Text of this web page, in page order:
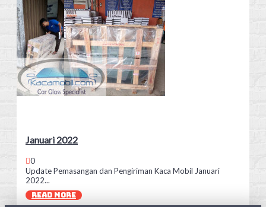
Januari 2022
0
Update Pemasangan dan Pengiriman Kaca Mobil Januari
2022...
READ MORE